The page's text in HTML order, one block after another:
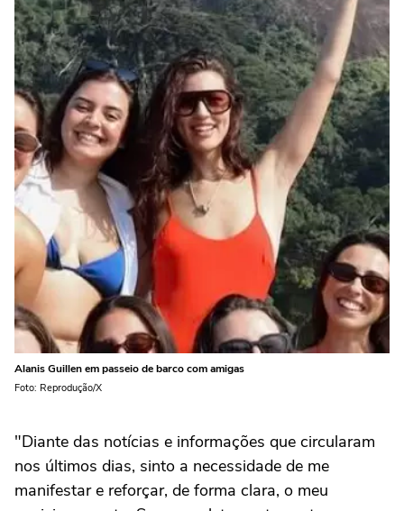
Alanis Guillen em passeio de barco com amigas
Foto: Reprodução/X
"Diante das notícias e informações que circularam
nos últimos dias, sinto a necessidade de me
manifestar e reforçar, de forma clara, o meu